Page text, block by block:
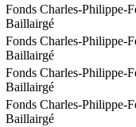
Fonds Charles-Philippe-
Baillairgé
Fonds Charles-Philippe-
Baillairgé
Fonds Charles-Philippe-
Baillairgé
Fonds Charles-Philippe-
Baillairgé